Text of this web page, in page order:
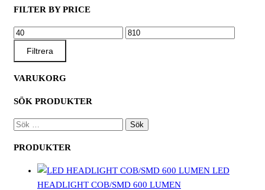
FILTER BY PRICE
MIN
PRIS
MAX
Filtrera
VARUKORG
SÖK PRODUKTER
SÖK
PRODUKTER
LED
HEADLIGHT COB/SMD 600 LUMEN